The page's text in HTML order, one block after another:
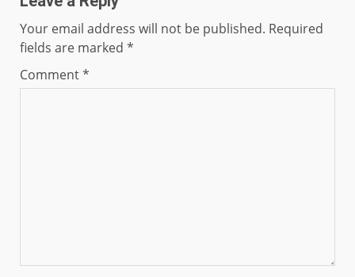
Your email address will not be published. Required
fields are marked *
Comment*